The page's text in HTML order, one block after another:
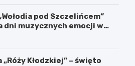
pod Szczelińcem”
dni muzycznych emocji w
„Róży Kłodzkiej” – święto